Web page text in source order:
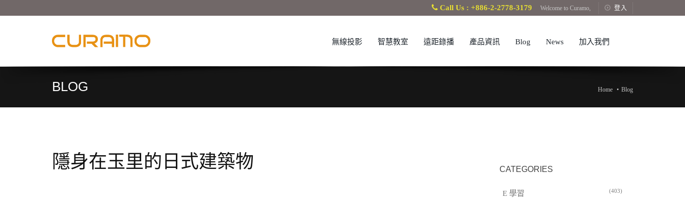
Call Us : +886-2-2778-3179 Welcome to Curamo, 登入
無線投影 智慧教室 遠距錄播 產品資訊 Blog News 加入我們
BLOG Home Blog
隱身在玉里的日式建築物 CATEGORIES
(403)
E 學習